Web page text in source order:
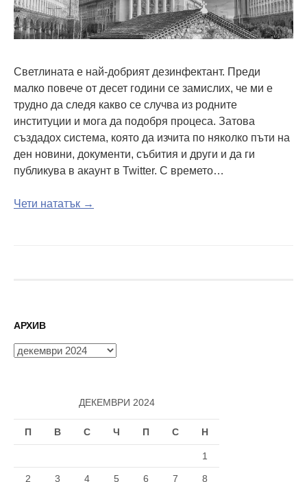
Светлината е най-добрият дезинфектант. Преди
малко повече от десет години се замислих, че ми е
трудно да следя какво се случва из родните
институции и мога да подобря процеса. Затова
създадох система, която да изчита по няколко пъти на
ден новини, документи, събития и други и да ги
публикува в акаунт в Twitter. С времето…
Чети нататък →
АРХИВ
Архив
ДЕКЕМВРИ 2024
П В С Ч П С Н
1
2 3 4 5 6 7 8